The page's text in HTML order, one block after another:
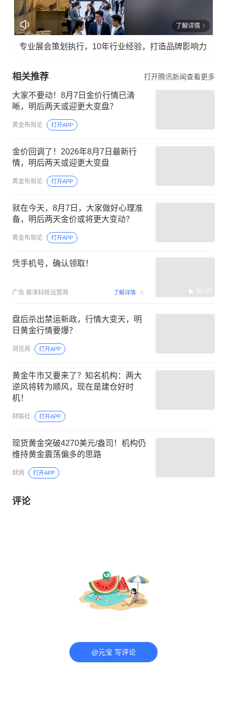
了解详情
专业展会策划执行，10年行业经验，打造品牌影响力
相关推荐 打开腾讯新闻查看更多
大家不要动！8月7日金价行情已清
晰，明后两天或迎更大变盘？
黄金布局论 打开APP
金价回调了！2026年8月7日最新行
情，明后两天或迎更大变盘
黄金布局论 打开APP
就在今天，8月7日，大家做好心理准
备，明后两天金价或将更大变动？
黄金布局论 打开APP
凭手机号，确认领取！
广告 易泽科技运营商 了解详情 00:15
盘后杀出禁运新政，行情大变天，明
日黄金行情要爆？
洞见商 打开APP
黄金牛市又要来了？知名机构：两大
逆风将转为顺风，现在是建仓好时
机！
财联社 打开APP
现货黄金突破4270美元/盎司！机构仍
维持黄金震荡偏多的思路
财闻 打开APP
评论
@元宝 写评论